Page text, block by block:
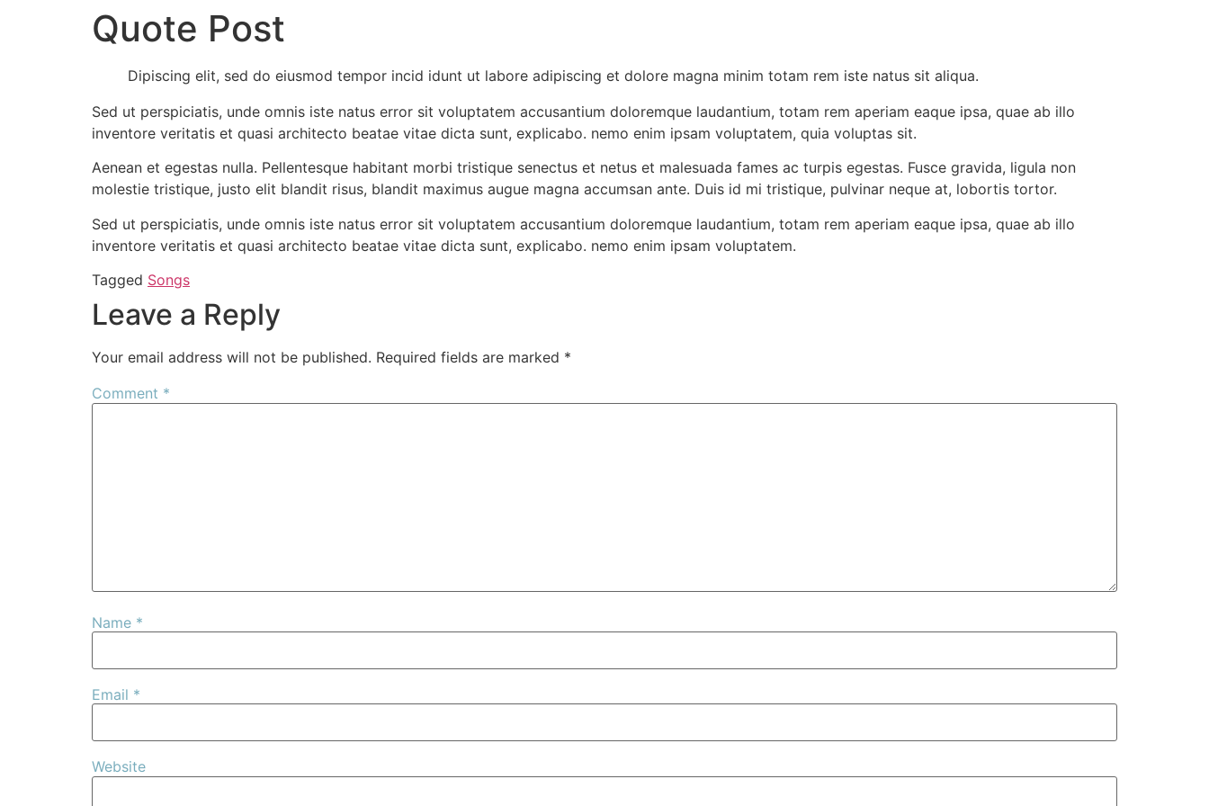
Quote Post
Dipiscing elit, sed do eiusmod tempor incid idunt ut labore adipiscing et dolore magna minim totam rem iste natus sit aliqua.
Sed ut perspiciatis, unde omnis iste natus error sit voluptatem accusantium doloremque laudantium, totam rem aperiam eaque ipsa, quae ab illo
inventore veritatis et quasi architecto beatae vitae dicta sunt, explicabo. nemo enim ipsam voluptatem, quia voluptas sit.
Aenean et egestas nulla. Pellentesque habitant morbi tristique senectus et netus et malesuada fames ac turpis egestas. Fusce gravida, ligula non
molestie tristique, justo elit blandit risus, blandit maximus augue magna accumsan ante. Duis id mi tristique, pulvinar neque at, lobortis tortor.
Sed ut perspiciatis, unde omnis iste natus error sit voluptatem accusantium doloremque laudantium, totam rem aperiam eaque ipsa, quae ab illo
inventore veritatis et quasi architecto beatae vitae dicta sunt, explicabo. nemo enim ipsam voluptatem.
Tagged Songs
Leave a Reply
Your email address will not be published. Required fields are marked *
Comment *
Name *
Email *
Website